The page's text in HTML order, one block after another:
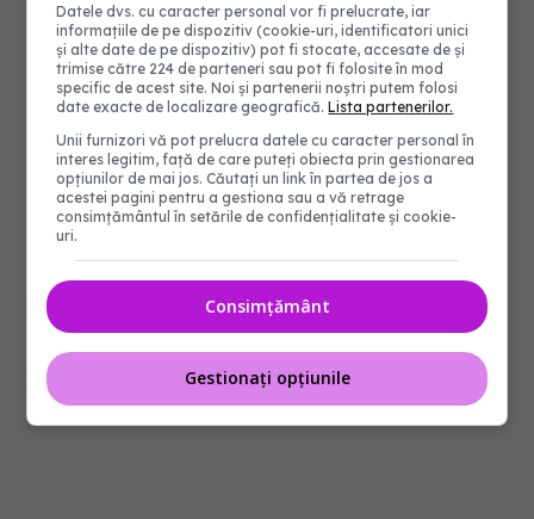
Datele dvs. cu caracter personal vor fi prelucrate, iar
informațiile de pe dispozitiv (cookie-uri, identificatori unici
și alte date de pe dispozitiv) pot fi stocate, accesate de și
trimise către 224 de parteneri sau pot fi folosite în mod
specific de acest site. Noi și partenerii noștri putem folosi
date exacte de localizare geografică.Lista partenerilor.
Unii furnizori vă pot prelucra datele cu caracter personal în
interes legitim, față de care puteți obiecta prin gestionarea
opțiunilor de mai jos. Căutați un link în partea de jos a
acestei pagini pentru a gestiona sau a vă retrage
consimțământul în setările de confidențialitate și cookie-
uri.
Consimțământ
Gestionați opțiunile